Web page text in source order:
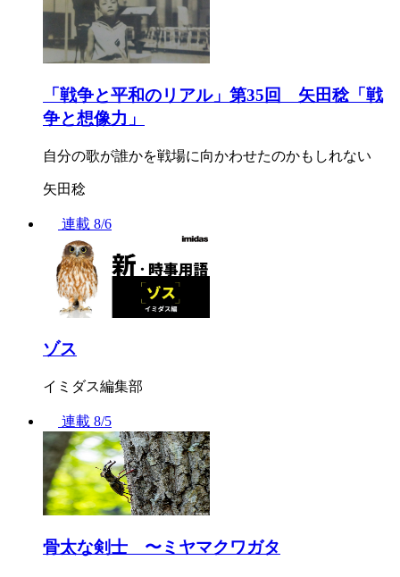
「戦争と平和のリアル」第35回 矢田稔「戦
争と想像力」
自分の歌が誰かを戦場に向かわせたのかもしれない
矢田稔
連載 8/6
ゾス
イミダス編集部
連載 8/5
骨太な剣士 〜ミヤマクワガタ